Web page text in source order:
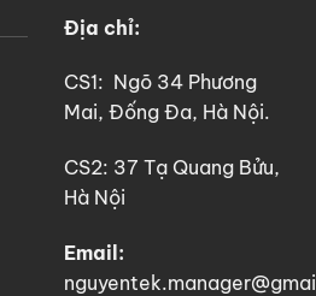
Địa chỉ:
CS1: Ngõ 34 Phương
Mai, Đống Đa, Hà Nội.
CS2: 37 Tạ Quang Bửu,
Hà Nội
Email: